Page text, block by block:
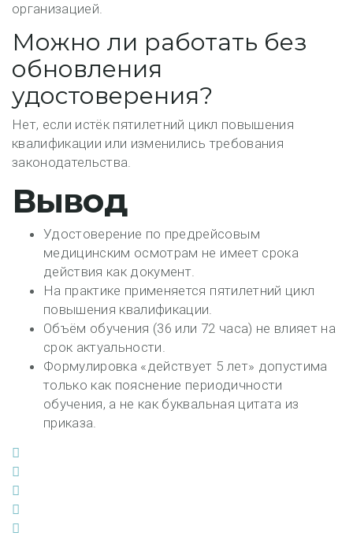
организацией.
Можно ли работать без
обновления
удостоверения?
Нет, если истёк пятилетний цикл повышения
квалификации или изменились требования
законодательства.
Вывод
Удостоверение по предрейсовым
медицинским осмотрам не имеет срока
действия как документ.
На практике применяется пятилетний цикл
повышения квалификации.
Объём обучения (36 или 72 часа) не влияет на
срок актуальности.
Формулировка «действует 5 лет» допустима
только как пояснение периодичности
обучения, а не как буквальная цитата из
приказа.